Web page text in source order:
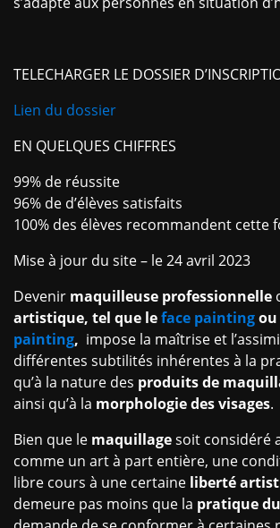
TELECHARGER LE DOSSIER
Lien du dossier
EN QUELQUES CHIFFRES
99% de réussite
96% de d’élèves satisfaits
100% des élèves recommandent cette
Mise à jour du site – le 24 avril 2023
Devenir maquilleuse professionnelle
artistique, tel que leface paintingou
painting, impose la maîtrise et
différentes subtilités inhérentes à la
qu’à la nature des produits de
ainsi qu’à la morphologie des visages.
Bien que le maquillagesoit considéré
comme un art à part entière, une
libre cours à une certaine liberté
demeure pas moins que la pratique